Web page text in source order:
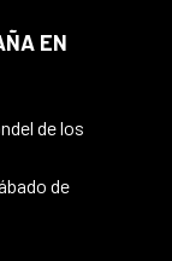
EN
de los
de